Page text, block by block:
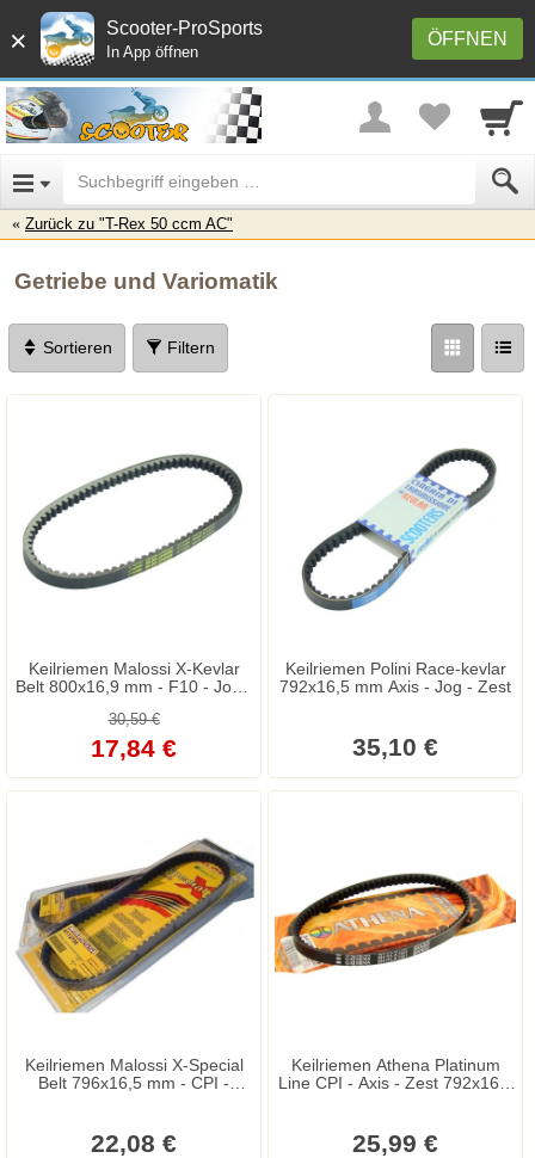
× ÖFFNEN
Scooter-ProSports
In App öffnen
Zurück zu "T-Rex 50 ccm AC"
Getriebe und Variomatik
Sortieren Filtern
Keilriemen Malossi X-Kevlar
Belt 800x16,9 mm - F10 - Jog -
30,59 €
17,84 €
Keilriemen Polini Race-kevlar
792x16,5 mm Axis - Jog - Zest
35,10 €
Keilriemen Malossi X-Special
Belt 796x16,5 mm - CPI -
22,08 €
Keilriemen Athena Platinum
Line CPI - Axis - Zest 792x16,5
25,99 €